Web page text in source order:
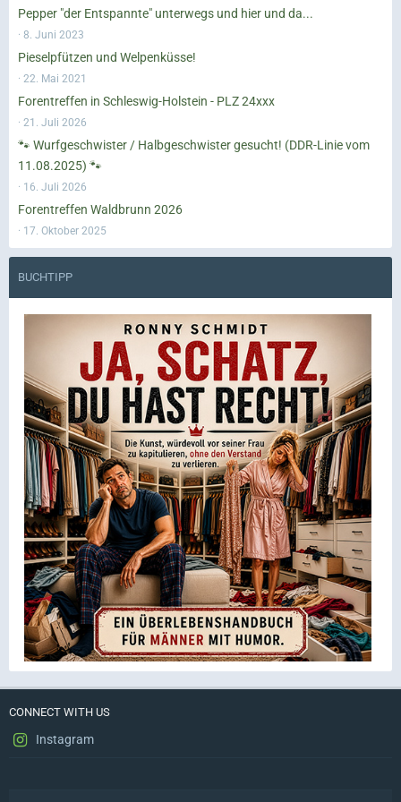
Pepper "der Entspannte" unterwegs und hier und da...
8. Juni 2023
Pieselpfützen und Welpenküsse!
22. Mai 2021
Forentreffen in Schleswig-Holstein - PLZ 24xxx
21. Juli 2026
🐾 Wurfgeschwister / Halbgeschwister gesucht! (DDR-Linie vom
11.08.2025) 🐾
16. Juli 2026
Forentreffen Waldbrunn 2026
17. Oktober 2025
BUCHTIPP
CONNECT WITH US
Instagram